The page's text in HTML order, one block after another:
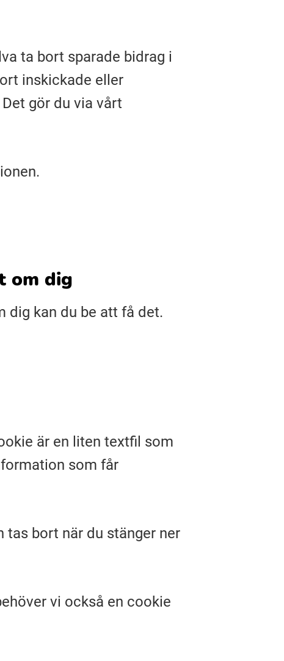
ta bort sparade bidrag i
inskickade eller
gör du via vårt
om dig
dig kan du be att få det.
är en liten textfil som
som får
tas bort när du stänger ner
vi också en cookie